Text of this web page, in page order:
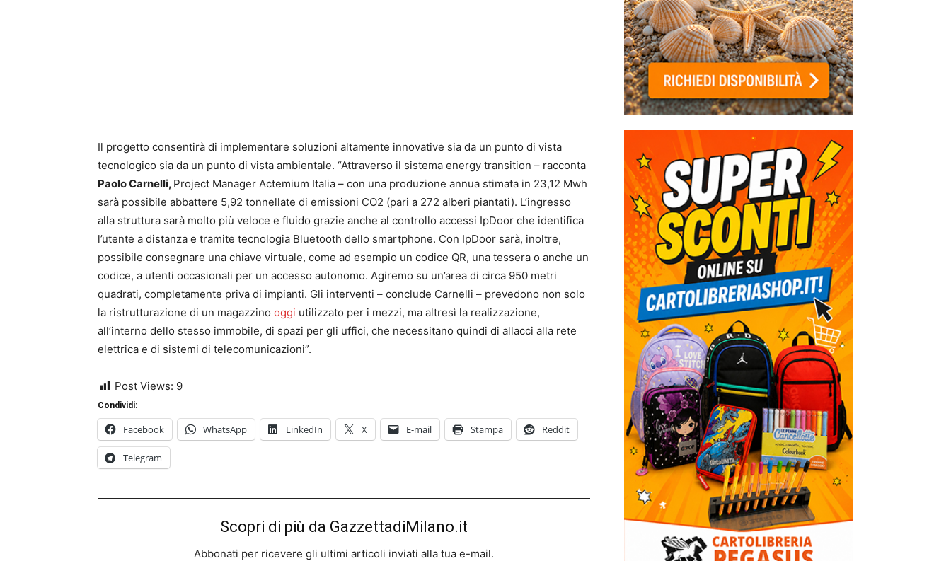
Il progetto consentirà di implementare soluzioni altamente innovative sia da un punto di vista
tecnologico sia da un punto di vista ambientale. “Attraverso il sistema energy transition – racconta
Paolo Carnelli, Project Manager Actemium Italia – con una produzione annua stimata in 23,12 Mwh
sarà possibile abbattere 5,92 tonnellate di emissioni CO2 (pari a 272 alberi piantati). L’ingresso
alla struttura sarà molto più veloce e fluido grazie anche al controllo accessi IpDoor che identifica
l’utente a distanza e tramite tecnologia Bluetooth dello smartphone. Con IpDoor sarà, inoltre,
possibile consegnare una chiave virtuale, come ad esempio un codice QR, una tessera o anche un
codice, a utenti occasionali per un accesso autonomo. Agiremo su un’area di circa 950 metri
quadrati, completamente priva di impianti. Gli interventi – conclude Carnelli – prevedono non solo
la ristrutturazione di un magazzino oggi utilizzato per i mezzi, ma altresì la realizzazione,
all’interno dello stesso immobile, di spazi per gli uffici, che necessitano quindi di allacci alla rete
elettrica e di sistemi di telecomunicazioni”.
Post Views: 9
Condividi:
Facebook WhatsApp LinkedIn X E-mail Stampa Reddit
Telegram
Scopri di più da GazzettadiMilano.it
Abbonati per ricevere gli ultimi articoli inviati alla tua e-mail.